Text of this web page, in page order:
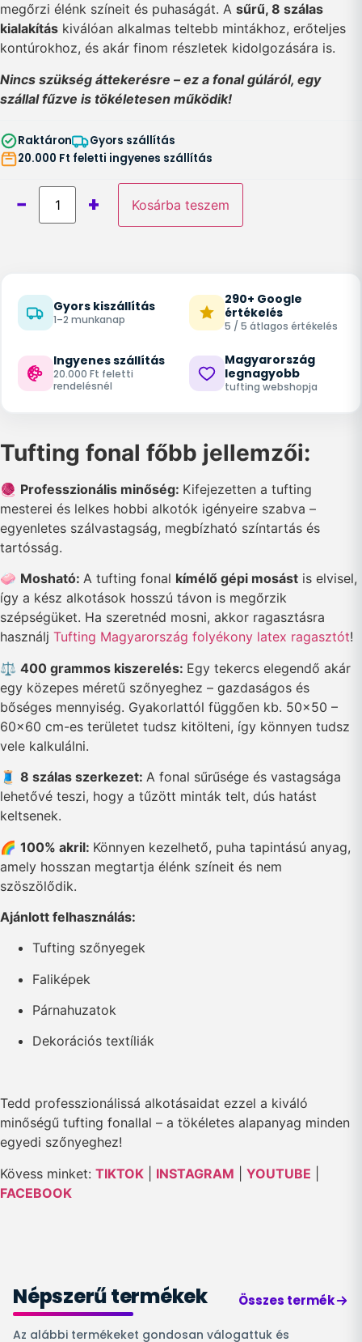
megőrzi élénk színeit és puhaságát. A sűrű, 8 szálas
kialakítás kiválóan alkalmas teltebb mintákhoz, erőteljes
kontúrokhoz, és akár finom részletek kidolgozására is.
Nincs szükség áttekerésre – ez a fonal gúláról, egy
szállal fűzve is tökéletesen működik!
Raktáron
Gyors szállítás
20.000 Ft feletti ingyenes szállítás
− + Kosárba teszem
Gyors kiszállítás
1–2 munkanap
290+ Google
értékelés
5 / 5 átlagos értékelés
Ingyenes szállítás
20.000 Ft feletti
rendelésnél
Magyarország
legnagyobb
tufting webshopja
Tufting fonal főbb jellemzői:
🧶 Professzionális minőség: Kifejezetten a tufting
mesterei és lelkes hobbi alkotók igényeire szabva –
egyenletes szálvastagság, megbízható színtartás és
tartósság.
🧼 Mosható: A tufting fonal kímélő gépi mosást is elvisel,
így a kész alkotások hosszú távon is megőrzik
szépségüket. Ha szeretnéd mosni, akkor ragasztásra
használj Tufting Magyarország folyékony latex ragasztót!
⚖️ 400 grammos kiszerelés: Egy tekercs elegendő akár
egy közepes méretű szőnyeghez – gazdaságos és
bőséges mennyiség. Gyakorlattól függően kb. 50×50 –
60×60 cm-es területet tudsz kitölteni, így könnyen tudsz
vele kalkulálni.
🧵 8 szálas szerkezet: A fonal sűrűsége és vastagsága
lehetővé teszi, hogy a tűzött minták telt, dús hatást
keltsenek.
🌈 100% akril: Könnyen kezelhető, puha tapintású anyag,
amely hosszan megtartja élénk színeit és nem
szöszölődik.
Ajánlott felhasználás:
Tufting szőnyegek
Faliképek
Párnahuzatok
Dekorációs textíliák
Tedd professzionálissá alkotásaidat ezzel a kiváló
minőségű tufting fonallal – a tökéletes alapanyag minden
egyedi szőnyeghez!
Kövess minket: TIKTOK INSTAGRAM YOUTUBE
FACEBOOK
Népszerű termékek Összes termék
Az alábbi termékeket gondosan válogattuk és